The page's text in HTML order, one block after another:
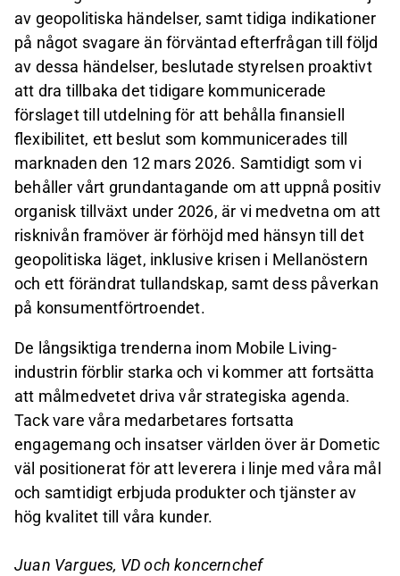
av geopolitiska händelser, samt tidiga indikationer
på något svagare än förväntad efterfrågan till följd
av dessa händelser, beslutade styrelsen proaktivt
att dra tillbaka det tidigare kommunicerade
förslaget till utdelning för att behålla finansiell
flexibilitet, ett beslut som kommunicerades till
marknaden den 12 mars 2026. Samtidigt som vi
behåller vårt grundantagande om att uppnå positiv
organisk tillväxt under 2026, är vi medvetna om att
risknivån framöver är förhöjd med hänsyn till det
geopolitiska läget, inklusive krisen i Mellanöstern
och ett förändrat tullandskap, samt dess påverkan
på konsumentförtroendet.
De långsiktiga trenderna inom Mobile Living-
industrin förblir starka och vi kommer att fortsätta
att målmedvetet driva vår strategiska agenda.
Tack vare våra medarbetares fortsatta
engagemang och insatser världen över är Dometic
väl positionerat för att leverera i linje med våra mål
och samtidigt erbjuda produkter och tjänster av
hög kvalitet till våra kunder.
Juan Vargues, VD och koncernchef